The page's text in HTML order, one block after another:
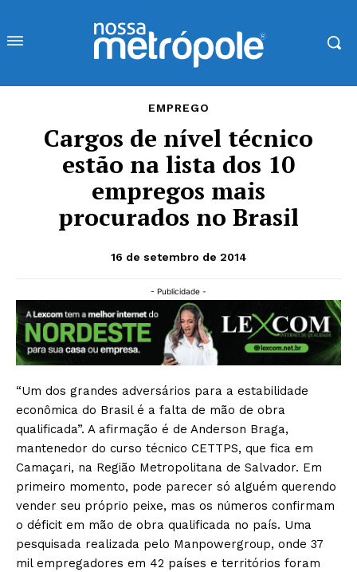
EMPREGO
Cargos de nível técnico
estão na lista dos 10
empregos mais
procurados no Brasil
16 de setembro de 2014
- Publicidade -
“Um dos grandes adversários para a estabilidade
econômica do Brasil é a falta de mão de obra
qualificada”. A afirmação é de Anderson Braga,
mantenedor do curso técnico CETTPS, que fica em
Camaçari, na Região Metropolitana de Salvador. Em
primeiro momento, pode parecer só alguém querendo
vender seu próprio peixe, mas os números confirmam
o déficit em mão de obra qualificada no país. Uma
pesquisada realizada pelo Manpowergroup, onde 37
mil empregadores em 42 países e territórios foram